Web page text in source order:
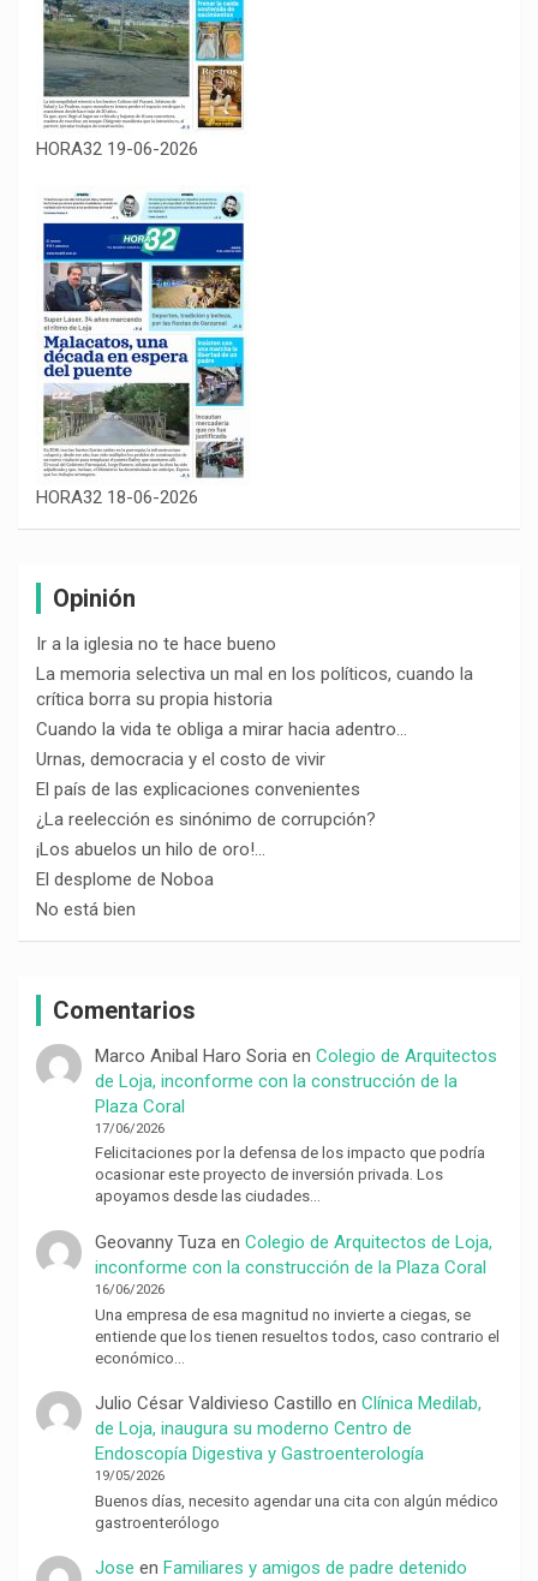
HORA32 19-06-2026
HORA32 18-06-2026
Opinión
Ir a la iglesia no te hace bueno
La memoria selectiva un mal en los políticos, cuando la
crítica borra su propia historia
Cuando la vida te obliga a mirar hacia adentro…
Urnas, democracia y el costo de vivir
El país de las explicaciones convenientes
¿La reelección es sinónimo de corrupción?
¡Los abuelos un hilo de oro!…
El desplome de Noboa
No está bien
Comentarios
Marco Anibal Haro Soriaen Colegio de Arquitectos
de Loja, inconforme con la construcción de la
Plaza Coral
17/06/2026
Felicitaciones por la defensa de los impacto que podría
ocasionar este proyecto de inversión privada. Los
apoyamos desde las ciudades…
Geovanny Tuzaen Colegio de Arquitectos de Loja,
inconforme con la construcción de la Plaza Coral
16/06/2026
Una empresa de esa magnitud no invierte a ciegas, se
entiende que los tienen resueltos todos, caso contrario el
económico…
Julio César Valdivieso Castillo en Clínica Medilab,
de Loja, inaugura su moderno Centro de
Endoscopía Digestiva y Gastroenterología
19/05/2026
Buenos días, necesito agendar una cita con algún médico
gastroenterólogo
Jose en Familiares y amigos de padre detenido